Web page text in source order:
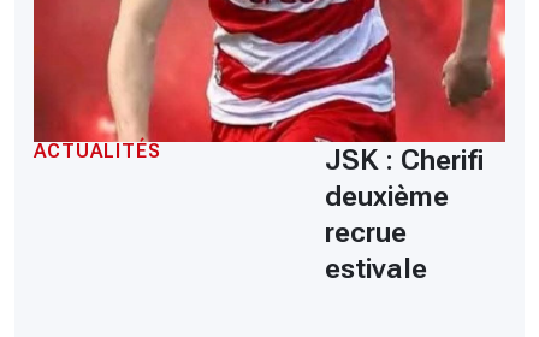
ACTUALITÉS
JSK : Cherifi
deuxième
recrue
estivale